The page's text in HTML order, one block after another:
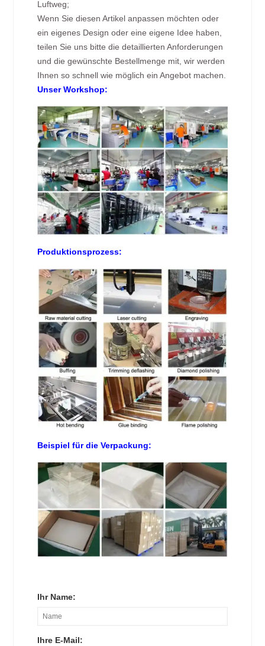
Luftweg;
Wenn Sie diesen Artikel anpassen möchten oder
ein eigenes Design oder eine eigene Idee haben,
teilen Sie uns bitte die detaillierten Anforderungen
und die gewünschte Bestellmenge mit, wir werden
Ihnen so schnell wie möglich ein Angebot machen.
Unser Workshop:
Produktionsprozess:
Beispiel für die Verpackung:
Ihr Name:
Ihre E-Mail: